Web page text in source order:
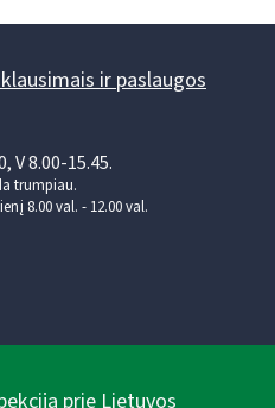
ir paslaugos
V 8.00-15.45.
trumpiau.
8.00 val. - 12.00 val.
prie Lietuvos